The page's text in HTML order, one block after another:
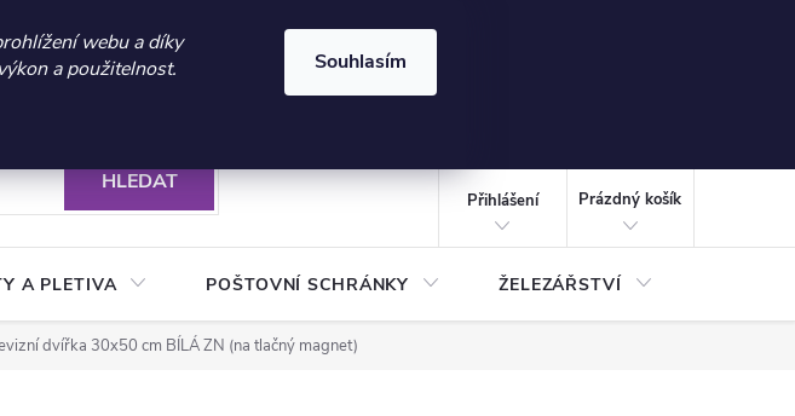
Kč | Platnost do 21.9.2026 ⏰ | Kód: LÉTO2026
webu a díky
a použitelnost.
Souhlasím
269 200
ochrany osobních údajů
HLEDAT
Přihlášení
KOŠÍK
Prázdný košík
A PLETIVA POŠTOVNÍ SCHRÁNKY ŽELEZÁŘSTVÍ
dvířka 30x50 cm BÍLÁ ZN (na tlačný magnet)